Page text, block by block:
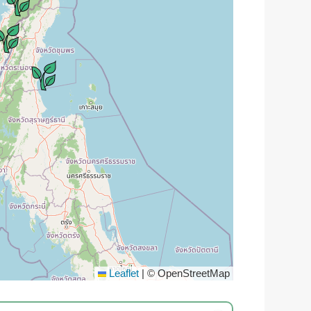
Leaflet | © OpenStreetMap